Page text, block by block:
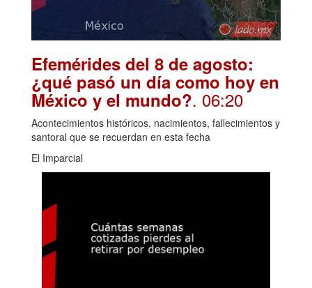
Efemérides del 8 de agosto:
¿qué pasó un día como hoy en
México y el mundo?. 06:20
Acontecimientos históricos, nacimientos, fallecimientos y
santoral que se recuerdan en esta fecha
El Imparcial